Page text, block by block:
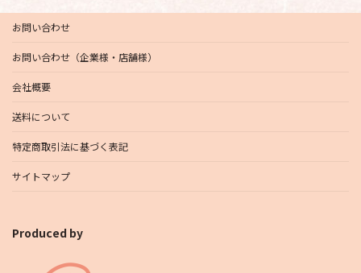
お問い合わせ
お問い合わせ（企業様・店舗様）
会社概要
送料について
特定商取引法に基づく表記
サイトマップ
Produced by